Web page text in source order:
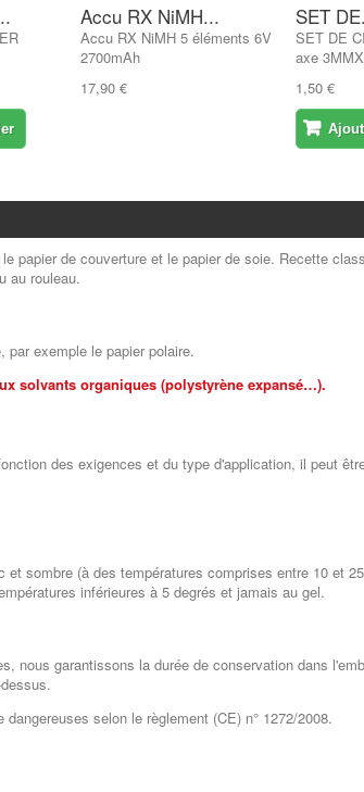
Accu RX NiMH...
Accu RX NiMH 5 éléments 6V
2700mAh
17,90 €
SET
SET DE
axe
1,50 €
papier de couverture et le papier de soie. Recette
au rouleau.
exemple le papier polaire.
solvants organiques (polystyrène expansé…).
des exigences et du type d'application, il peut
et sombre (à des températures comprises entre 10 et
inférieures à 5 degrés et jamais au gel.
nous garantissons la durée de conservation dans
selon le règlement (CE) n° 1272/2008.